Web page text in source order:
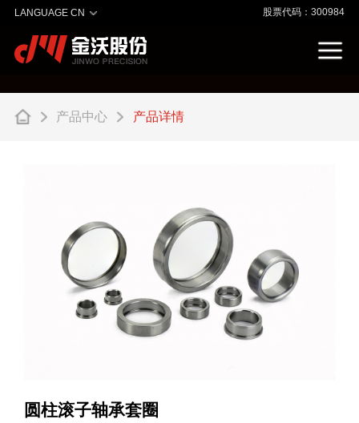
LANGUAGE CN 股票代码：300984
产品中心 产品详情
圆柱滚子轴承套圈